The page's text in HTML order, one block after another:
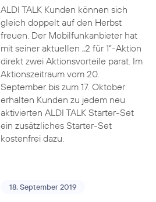
ALDI TALK Kunden können sich
gleich doppelt auf den Herbst
freuen. Der Mobilfunkanbieter hat
mit seiner aktuellen „2 für 1“-Aktion
direkt zwei Aktionsvorteile parat. Im
Aktionszeitraum vom 20.
September bis zum 17. Oktober
erhalten Kunden zu jedem neu
aktivierten ALDI TALK Starter-Set
ein zusätzliches Starter-Set
kostenfrei dazu.
18. September 2019